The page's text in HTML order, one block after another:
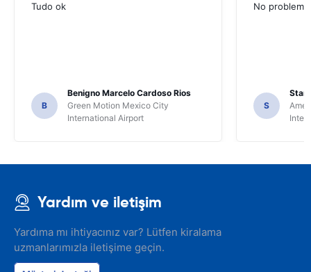
Tudo ok
B
Benigno Marcelo Cardoso Rios
Green Motion Mexico City
International Airport
No
S
Yardım ve iletişim
Yardıma mı ihtiyacınız var? Lütfen kiralama
uzmanlarımızla iletişime geçin.